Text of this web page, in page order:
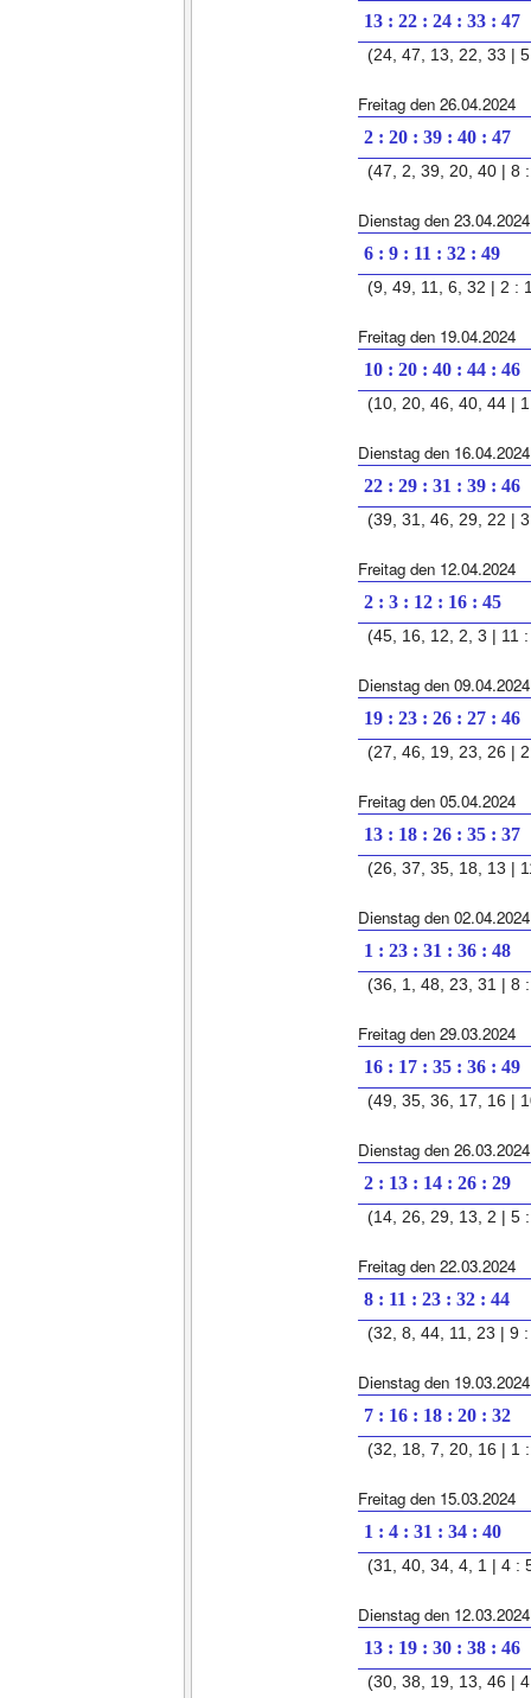
13 : 22 : 24 : 33 : 47
(24, 47, 13, 22, 33 |
Freitag den 26.04.2024
2 : 20 : 39 : 40 : 47
(47, 2, 39, 20, 40 | 8
Dienstag den 23.04.2024
6 : 9 : 11 : 32 : 49
(9, 49, 11, 6, 32 | 2 :
Freitag den 19.04.2024
10 : 20 : 40 : 44 : 46
(10, 20, 46, 40, 44 |
Dienstag den 16.04.2024
22 : 29 : 31 : 39 : 46
(39, 31, 46, 29, 22 |
Freitag den 12.04.2024
2 : 3 : 12 : 16 : 45
(45, 16, 12, 2, 3 | 11
Dienstag den 09.04.2024
19 : 23 : 26 : 27 : 46
(27, 46, 19, 23, 26 |
Freitag den 05.04.2024
13 : 18 : 26 : 35 : 37
(26, 37, 35, 18, 13 |
Dienstag den 02.04.2024
1 : 23 : 31 : 36 : 48
(36, 1, 48, 23, 31 | 8
Freitag den 29.03.2024
16 : 17 : 35 : 36 : 49
(49, 35, 36, 17, 16 |
Dienstag den 26.03.2024
2 : 13 : 14 : 26 : 29
(14, 26, 29, 13, 2 | 5
Freitag den 22.03.2024
8 : 11 : 23 : 32 : 44
(32, 8, 44, 11, 23 | 9
Dienstag den 19.03.2024
7 : 16 : 18 : 20 : 32
(32, 18, 7, 20, 16 | 1
Freitag den 15.03.2024
1 : 4 : 31 : 34 : 40
(31, 40, 34, 4, 1 | 4 :
Dienstag den 12.03.2024
13 : 19 : 30 : 38 : 46
(30, 38, 19, 13, 46 |